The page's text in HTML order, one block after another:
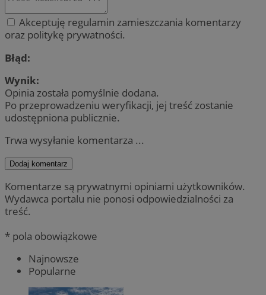
Akceptuję regulamin zamieszczania komentarzy
oraz politykę prywatności.
Błąd:
Wynik:
Opinia została pomyślnie dodana.
Po przeprowadzeniu weryfikacji, jej treść zostanie
udostępniona publicznie.
Trwa wysyłanie komentarza ...
Dodaj komentarz
Komentarze są prywatnymi opiniami użytkowników.
Wydawca portalu nie ponosi odpowiedzialności za
treść.
* pola obowiązkowe
Najnowsze
Popularne